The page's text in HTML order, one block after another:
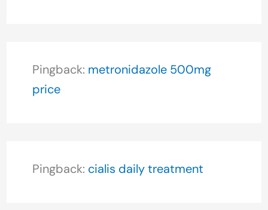
Pingback: metronidazole 500mg
price
Pingback: cialis daily treatment